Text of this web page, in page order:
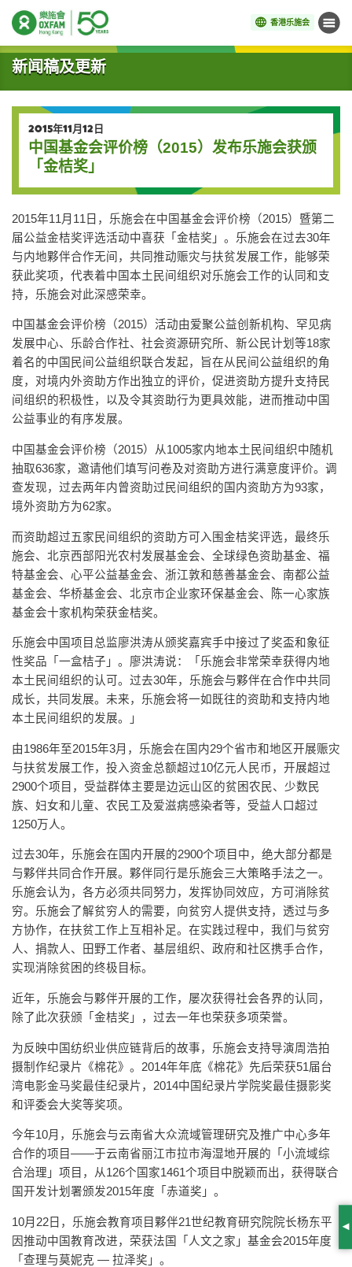
香港乐施会 菜单
开始主要内容
新闻稿及更新
2015年11月12日
中国基金会评价榜（2015）发布乐施会获颁
「金桔奖」
2015年11月11日，乐施会在中国基金会评价榜（2015）暨第二
届公益金桔奖评选活动中喜获「金桔奖」。乐施会在过去30年
与内地夥伴合作无间，共同推动赈灾与扶贫发展工作，能够荣
获此奖项，代表着中国本土民间组织对乐施会工作的认同和支
持，乐施会对此深感荣幸。
中国基金会评价榜（2015）活动由爱聚公益创新机构、罕见病
发展中心、乐龄合作社、社会资源研究所、新公民计划等18家
着名的中国民间公益组织联合发起，旨在从民间公益组织的角
度，对境内外资助方作出独立的评价，促进资助方提升支持民
间组织的积极性，以及令其资助行为更具效能，进而推动中国
公益事业的有序发展。
中国基金会评价榜（2015）从1005家内地本土民间组织中随机
抽取636家，邀请他们填写问卷及对资助方进行满意度评价。调
查发现，过去两年内曾资助过民间组织的国内资助方为93家，
境外资助方为62家。
而资助超过五家民间组织的资助方可入围金桔奖评选，最终乐
施会、北京西部阳光农村发展基金会、全球绿色资助基金、福
特基金会、心平公益基金会、浙江敦和慈善基金会、南都公益
基金会、华桥基金会、北京市企业家环保基金会、陈一心家族
基金会十家机构荣获金桔奖。
乐施会中国项目总监廖洪涛从颁奖嘉宾手中接过了奖盃和象征
性奖品「一盒桔子」。廖洪涛说：「乐施会非常荣幸获得内地
本土民间组织的认可。过去30年，乐施会与夥伴在合作中共同
成长，共同发展。未来，乐施会将一如既往的资助和支持内地
本土民间组织的发展。」
由1986年至2015年3月，乐施会在国内29个省市和地区开展赈灾
与扶贫发展工作，投入资金总额超过10亿元人民币，开展超过
2900个项目，受益群体主要是边远山区的贫困农民、少数民
族、妇女和儿童、农民工及爱滋病感染者等，受益人口超过
1250万人。
过去30年，乐施会在国内开展的2900个项目中，绝大部分都是
与夥伴共同合作开展。夥伴同行是乐施会三大策略手法之一。
乐施会认为，各方必须共同努力，发挥协同效应，方可消除贫
穷。乐施会了解贫穷人的需要，向贫穷人提供支持，透过与多
方协作，在扶贫工作上互相补足。在实践过程中，我们与贫穷
人、捐款人、田野工作者、基层组织、政府和社区携手合作，
实现消除贫困的终极目标。
近年，乐施会与夥伴开展的工作，屡次获得社会各界的认同，
除了此次获颁「金桔奖」，过去一年也荣获多项荣誉。
为反映中国纺织业供应链背后的故事，乐施会支持导演周浩拍
摄制作纪录片《棉花》。2014年年底《棉花》先后荣获51届台
湾电影金马奖最佳纪录片，2014中国纪录片学院奖最佳摄影奖
和评委会大奖等奖项。
今年10月，乐施会与云南省大众流域管理研究及推广中心多年
合作的项目——于云南省丽江市拉市海湿地开展的「小流域综
合治理」项目，从126个国家1461个项目中脱颖而出，获得联合
国开发计划署颁发2015年度「赤道奖」。
10月22日，乐施会教育项目夥伴21世纪教育研究院院长杨东平
因推动中国教育改进，荣获法国「人文之家」基金会2015年度
「查理与莫妮克 — 拉泽奖」。